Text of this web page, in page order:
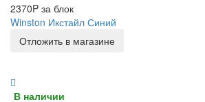
2370P за блок
Winston Икстайл Синий
Отложить в магазине
В наличии